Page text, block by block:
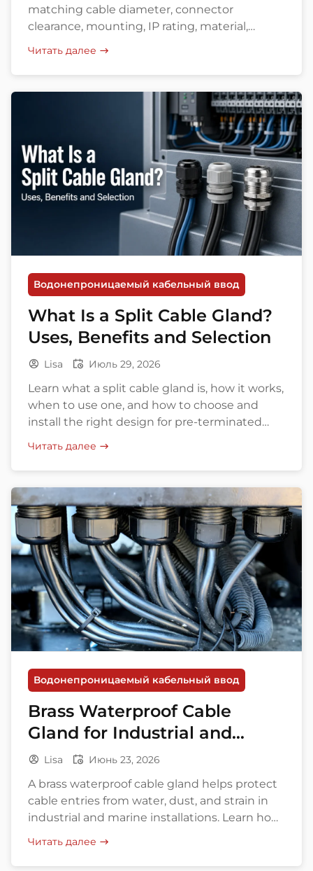
matching cable diameter, connector
clearance, mounting, IP rating, material,
Читать далее
Водонепроницаемый кабельный ввод
What Is a Split Cable Gland?
Uses, Benefits and Selection
Lisa Июль 29, 2026
Learn what a split cable gland is, how it works,
when to use one, and how to choose and
install the right design for pre-terminated
Читать далее
Водонепроницаемый кабельный ввод
Brass Waterproof Cable
Gland for Industrial and
Marine Applications
Lisa Июнь 23, 2026
A brass waterproof cable gland helps protect
cable entries from water, dust, and strain in
industrial and marine installations. Learn how
Читать далее